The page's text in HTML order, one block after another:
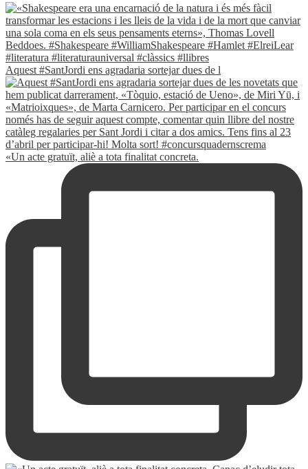
Aquest #SantJordi ens agradaria sortejar dues de l
«Un acte gratuït, aliè a tota finalitat concreta.